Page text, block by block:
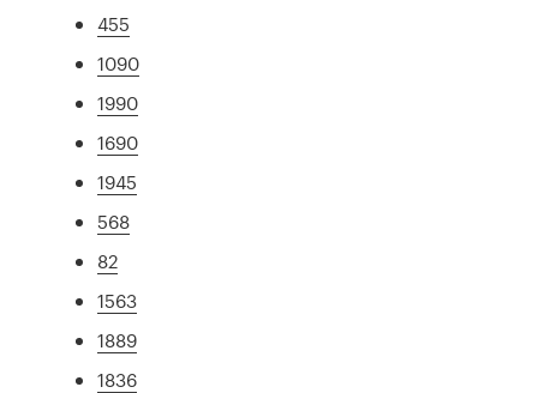
455
1090
1990
1690
1945
568
82
1563
1889
1836